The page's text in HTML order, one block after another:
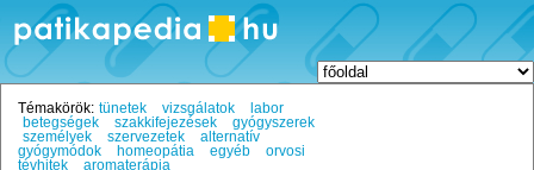
Témakörök: tünetek vizsgálatok
labor
betegségek
szakkifejezések
gyógyszerek
személyek
szervezetek
alternatív
gyógymódok
homeopátia egyéb
orvosi
tévhitek
aromaterápia